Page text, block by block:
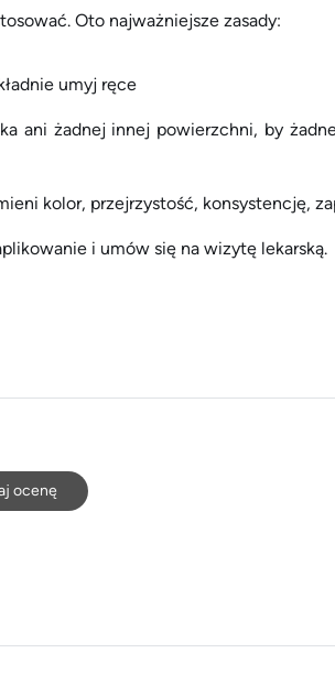
Oto najważniejsze zasady:
umyj ręce
ani żadnej innej powierzchni, by
kolor, przejrzystość, konsystencję,
i umów się na wizytę lekarską.
ocenę